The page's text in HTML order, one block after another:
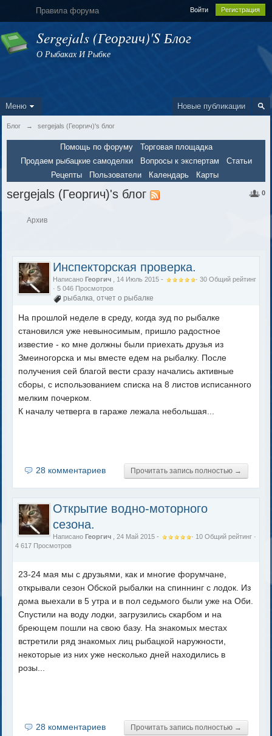
Правила форума Войти Регистрация
Sergejals (Георгич)'s Блог
О Рыбаках И Рыбке
Новые публикации
Меню
Блог → sergejals (Георгич)'s блог
Помощь по форуму
Торговая площадка
Продаем рыбацкие самоделки
Вопросы к экспертам
Статьи
Рецепты
Пользователи Календарь Карты
0
sergejals (Георгич)'s блог
Архив
Инспекторская проверка.
НаписаноГеоргич , 14 Июль 2015 - ·30 Общий рейтинг
· 5 046 Просмотров
рыбалка ,отчет о рыбалке
На прошлой неделе в среду, когда зуд по рыбалке
становился уже невыносимым, пришло радостное
известие - ко мне должны были приехать друзья из
Змеиногорска и мы вместе едем на рыбалку. После
получения сей благой вести сразу начались активные
сборы, с использованием списка на 8 листов исписанного
мелким почерком.
К началу четверга в гараже лежала небольшая...
Прочитать запись полностью →
28 комментариев
Открытие водно-моторного
сезона.
НаписаноГеоргич , 24 Май 2015 - · 10 Общий рейтинг ·
4 617 Просмотров
23-24 мая мы с друзьями, как и многие форумчане,
открывали сезон Обской рыбалки на спиннинг с лодок. Из
дома выехали в 5 утра и в пол седьмого были уже на Оби.
Спустили на воду лодки, загрузились скарбом и на
бреющем пошли на свою базу. На знакомых местах
встретили ряд знакомых лиц рыбацкой наружности,
некоторые из них уже несколько дней находились в
розы...
Прочитать запись полностью →
28 комментариев